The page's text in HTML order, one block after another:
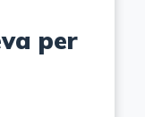
per